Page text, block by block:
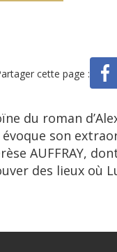
cette page :
du roman
évoque son
AUFFRAY,
des lieux où